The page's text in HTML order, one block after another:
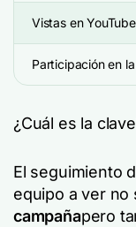
Vistas en YouTube
Participación en
¿Cuál es la
El seguimiento
equipo a ver no
campañapero